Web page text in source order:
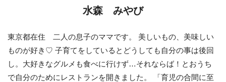
水森 みやび
東京都在住 二人の息子のママです。 美しいもの、美味しい
ものが好き♡ 子育てをしているとどうしても自分の事は後回
し。大好きなグルメも食べに行けず…それならば！とおうち
で自分のためにレストランを開きました。 「育児の合間に至